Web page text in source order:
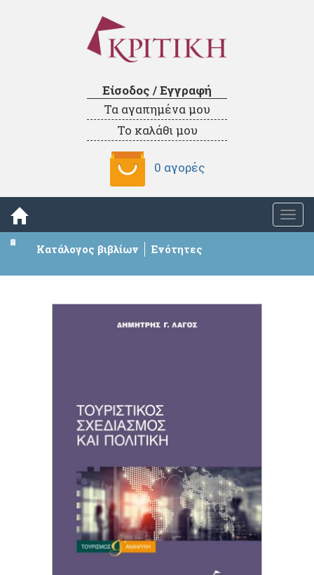
Είσοδος / Εγγραφή
Τα αγαπημένα μου
Το καλάθι μου
0 αγορές
Κατάλογος βιβλίων Ενότητες